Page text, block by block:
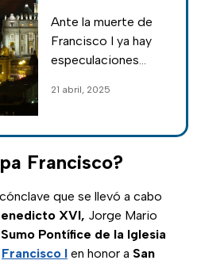
quién podría ser
el pontífice que
Ante la muerte de
Francisco I ya hay
especulaciones
sucesores y resurge
en la llegada de un
papa negro. Te
contamos de qué
trata.
21 abril, 2025
Francisco?
que se llevó a cabo
XVI, Jorge Mario
Sumo Pontífice de la Iglesia
Francisco I en honor a San